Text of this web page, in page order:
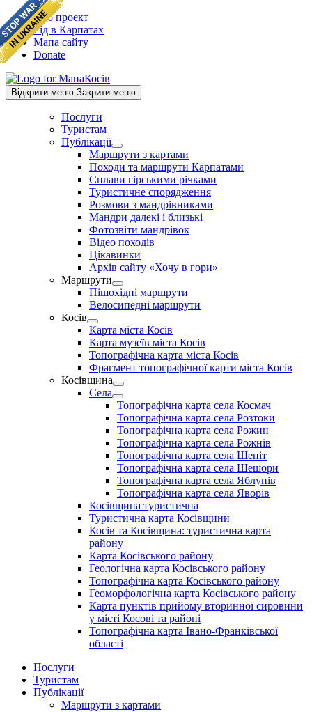
Skip
to
content
Про проект
Гід в Карпатах
Мапа сайту
Donate
Відкрити меню Закрити меню
Послуги
Туристам
Публікації
Show
sub
menu
Маршрути з картами
Походи та маршрути Карпатами
Сплави гірськими річками
Туристичне спорядження
Розмови з мандрівниками
Мандри далекі і близькі
Фотозвіти мандрівок
Відео походів
Цікавинки
Архів сайту «Хочу в гори»
Маршрути
Show
sub
menu
Пішохідні маршрути
Велосипедні маршрути
Косів
Show
sub
menu
Карта міста Косів
Карта музеїв міста Косів
Топографічна карта міста Косів
Фрагмент топографічної карти міста Косів
Косівщина
Show
sub
menu
Села
Show
sub
menu
Топографічна карта села Космач
Топографічна карта села Розтоки
Топографічна карта села Рожин
Топографічна карта села Рожнів
Топографічна карта села Шепіт
Топографічна карта села Шешори
Топографічна карта села Яблунів
Топографічна карта села Яворів
Косівщина туристична
Туристична карта Косівщини
Косів та Косівщина: туристична карта
району
Карта Косівського району
Геологічна карта Косівського району
Топографічна карта Косівського району
Геоморфологічна карта Косівського району
Карта пунктів прийому вторинної сировини
у місті Косові та районі
Топографічна карта Івано-Франківської
області
Послуги
Туристам
Публікації
Маршрути з картами